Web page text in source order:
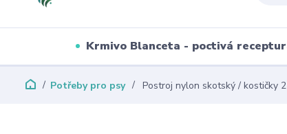
Krmivo Blanceta - poctivá
Potřeby pro psy Postroj nylon skotský / kostičky